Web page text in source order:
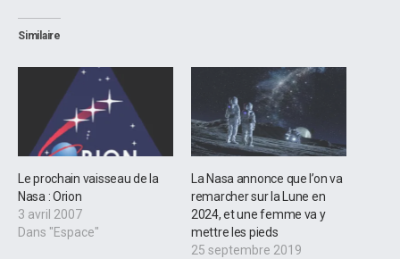
Similaire
Le prochain vaisseau de la
Nasa : Orion
3 avril 2007
Dans "Espace"
La Nasa annonce que l’on va
remarcher sur la Lune en
2024, et une femme va y
mettre les pieds
25 septembre 2019